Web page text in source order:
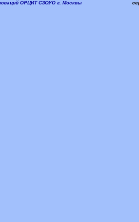
ОРЦИТ СЗОУО г. Москвы